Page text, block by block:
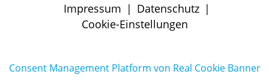
Impressum | Datenschutz |
Cookie-Einstellungen
Consent Management Platform von Real Cookie Banner